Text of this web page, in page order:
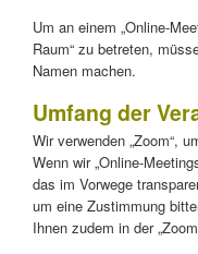
Um an einem „Online-
Raum“ zu betreten,
Namen machen.
Umfang der
Wir verwenden „Zoom“,
Wenn wir „Online-
das im Vorwege
um eine Zustimmung
Ihnen zudem in der